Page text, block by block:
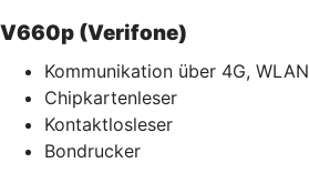
V660p (Verifone)
Kommunikation über 4G, WLAN
Chipkartenleser
Kontaktlosleser
Bondrucker